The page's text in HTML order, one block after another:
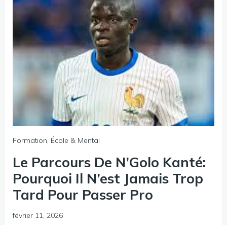
Formation, École & Mental
Le Parcours De N’Golo Kanté:
Pourquoi Il N’est Jamais Trop
Tard Pour Passer Pro
février 11, 2026